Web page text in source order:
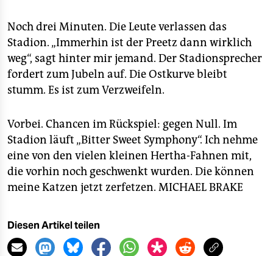
Noch drei Minuten. Die Leute verlassen das
Stadion. „Immerhin ist der Preetz dann wirklich
weg“, sagt hinter mir jemand. Der Stadionsprecher
fordert zum Jubeln auf. Die Ostkurve bleibt
stumm. Es ist zum Verzweifeln.
Vorbei. Chancen im Rückspiel: gegen Null. Im
Stadion läuft „Bitter Sweet Symphony“. Ich nehme
eine von den vielen kleinen Hertha-Fahnen mit,
die vorhin noch geschwenkt wurden. Die können
meine Katzen jetzt zerfetzen. MICHAEL BRAKE
Diesen Artikel teilen